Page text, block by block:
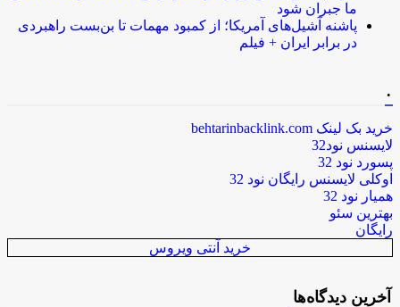
ما جبران شود
پاشنه آشیل‌های آمریکا؛ از کمبود مهمات تا بن‌بست راهبردی
در برابر ایران + فیلم
خرید بک لینک behtarinbacklink.com
لایسنس نود32
پسورد نود 32
اوکلی لایسنس رایگان نود 32
همیار نود 32
بهترین سئو
رایگان
خرید آنتی ویروس
آخرین دیدگاه‌ها